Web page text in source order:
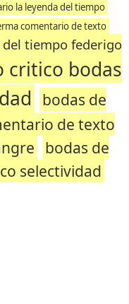
la leyenda del tiempo
comentario de texto
tiempo federigo
critico bodas
bodas de
de texto
bodas de
selectividad